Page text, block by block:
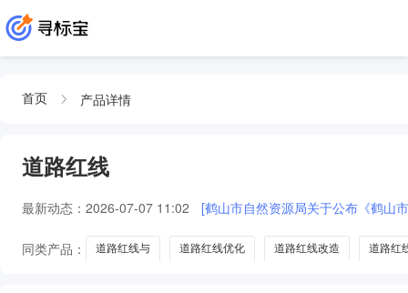
首页 产品详情
道路红线
最新动态： 2026-07-07 11:02 [鹤山市自然资源局关于公布《鹤山
同类产品： 道路红线与 道路红线优化 道路红线改造 道路红